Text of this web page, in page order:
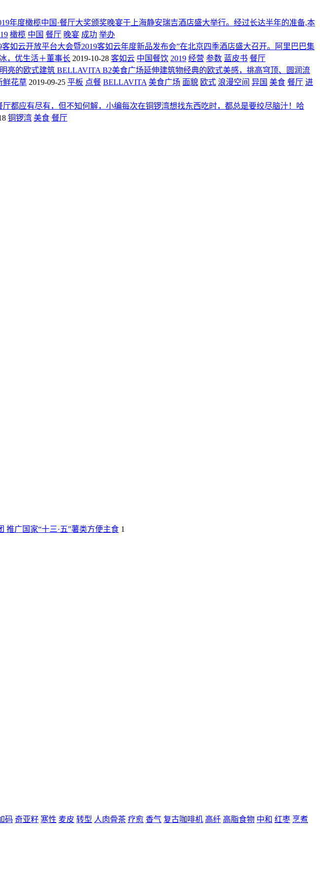
年度橄榄中国·餐厅大奖颁奖晚宴于上海静安瑞吉酒店盛大举行。经过长达半年的准备,本
橄榄 中国 餐厅 晚宴 成功 举办
客如云开放平台大会暨2019客如云年度新品发布会”在北京四季酒店盛大召开。阿里巴巴集
，优生活＋董事长 2019-10-28 客如云 中国餐饮 2019 经营 参数 蓝皮书 餐厅
亮的欧式建筑 BELLAVITA B2美食广场延伸建筑物经典的欧式美感，挑高穹顶、圆润流
鲜花草 2019-09-25 平板 点餐 BELLAVITA 美食广场 面貌 欧式 浪漫空间 异国 美食 餐厅 进
都应有尽有，但不知何解，小编每次在铜锣湾想找东西吃时，都总是要绞尽脑汁！哈
铜锣湾 美食 餐厅
推广国家“十三·五”薯类方便主食 1
码 奇亚籽 寒性 麦皮 转型 人肉骨茶 疗愈 香气 复古咖啡机 高纤 高脂食物 中和 红枣 烹煮